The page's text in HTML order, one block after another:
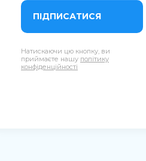
ПІДПИСАТИСЯ
Натискаючи цю кнопку, ви
приймаєте нашу політику
конфіденційності